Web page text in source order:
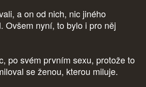
a on od nich, nic jiného
Ovšem nyní, to bylo i pro něj
po svém prvním sexu, protože to
se ženou, kterou miluje.